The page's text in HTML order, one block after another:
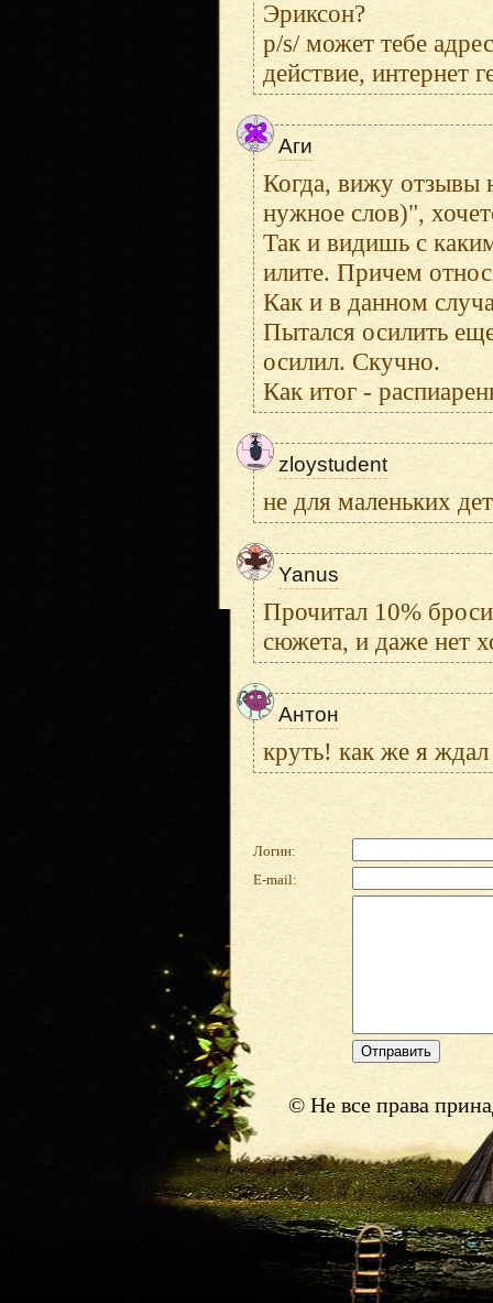
Эриксон?
p/s/ может тебе
действие, интернет
Аги
Когда, вижу отзывы
нужное слов)",
Так и видишь с
илите. Причем
Как и в данном
Пытался осилить
осилил. Скучно.
Как итог -
zloystudent
не для маленьких
Yanus
Прочитал 10%
сюжета, и даже нет
Антон
круть! как же я
Логин:
E-mail:
© Не все права